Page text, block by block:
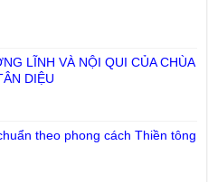
LĨNH VÀ NỘI QUI CỦA CHÙA
DIỆU
theo phong cách Thiền tông